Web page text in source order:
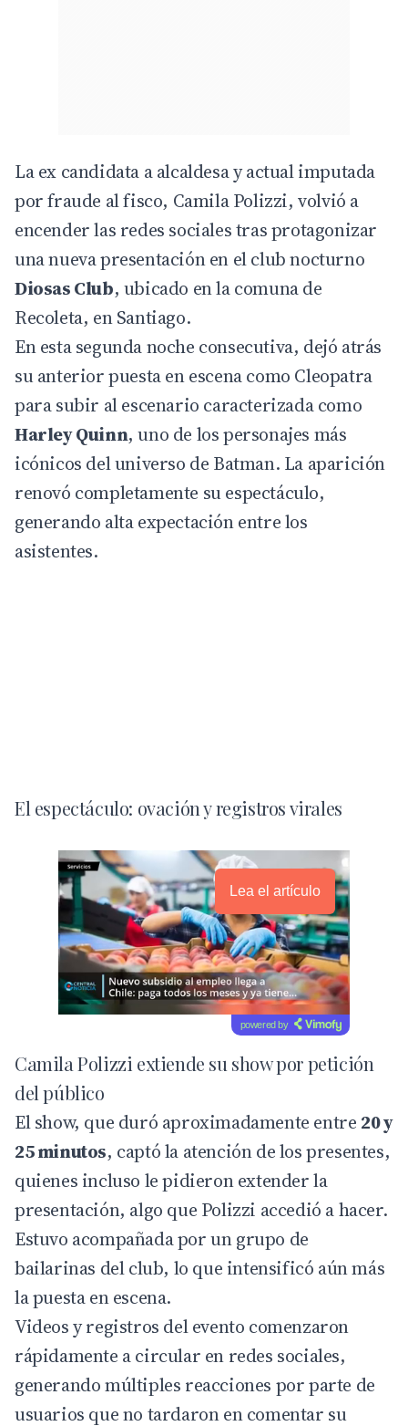
La ex candidata a alcaldesa y actual imputada
por fraude al fisco, Camila Polizzi, volvió a
encender las redes sociales tras protagonizar
una nueva presentación en el club nocturno
Diosas Club, ubicado en la comuna de
Recoleta, en Santiago.
En esta segunda noche consecutiva, dejó atrás
su anterior puesta en escena como Cleopatra
para subir al escenario caracterizada como
Harley Quinn, uno de los personajes más
icónicos del universo de Batman. La aparición
renovó completamente su espectáculo,
generando alta expectación entre los
asistentes.
El espectáculo: ovación y registros virales
Lea el artículo
powered by
Camila Polizzi extiende su show por petición
del público
El show, que duró aproximadamente entre 20 y
25 minutos, captó la atención de los presentes,
quienes incluso le pidieron extender la
presentación, algo que Polizzi accedió a hacer.
Estuvo acompañada por un grupo de
bailarinas del club, lo que intensificó aún más
la puesta en escena.
Videos y registros del evento comenzaron
rápidamente a circular en redes sociales,
generando múltiples reacciones por parte de
usuarios que no tardaron en comentar su